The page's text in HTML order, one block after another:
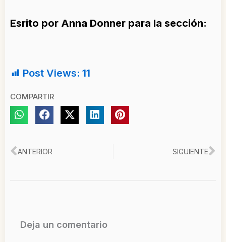
Esrito por Anna Donner para la sección:
Post Views: 11
COMPARTIR
Ant
ANTERIOR SIGUIENTE
Deja un comentario